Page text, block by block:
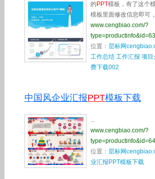
的 PPT模板，有了这个
模板里面修改信息即可
www.cengbiao.com/?
type=productinfo&id=63
位置： 层标网
工作总结 工作汇报 项
费下载002
中国风企业汇报PPT模板下载
...
www.cengbiao.com/?
type=productinfo&id=64
位置： 层标网
业汇报PPT模板下载